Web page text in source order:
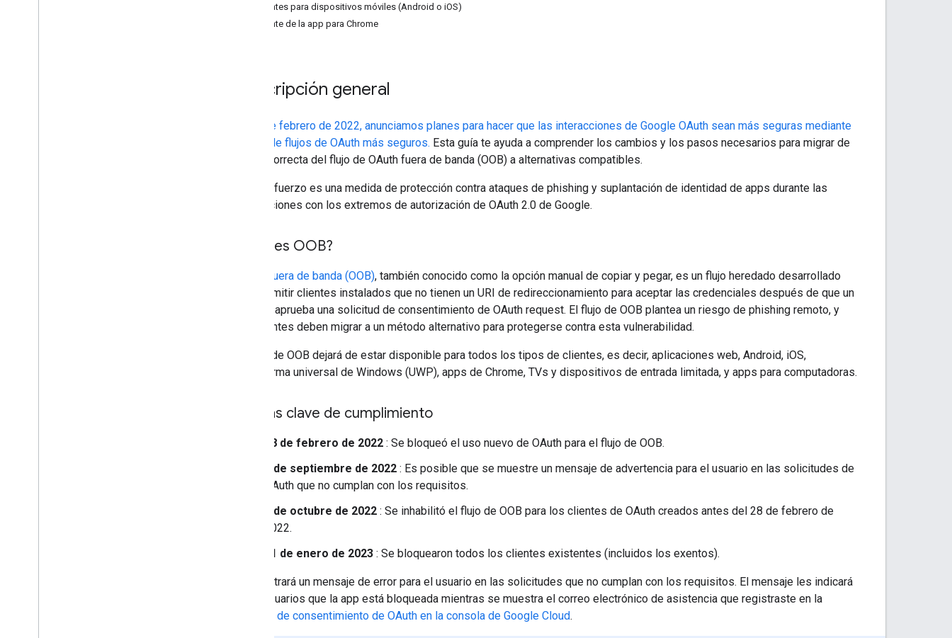
Clientes para dispositivos móviles (Android o iOS)
Cliente de la app para Chrome
Descripción general
El 16 de febrero de 2022, anunciamos planes para hacer que las interacciones de Google OAuth sean más seguras mediante
el uso de flujos de OAuth más seguros. Esta guía te ayuda a comprender los cambios y los pasos necesarios para migrar de
forma correcta del flujo de OAuth fuera de banda (OOB) a alternativas compatibles.
Este esfuerzo es una medida de protección contra ataques de phishing y suplantación de identidad de apps durante las
interacciones con los extremos de autorización de OAuth 2.0 de Google.
¿Qué es OOB?
fuera de banda (OOB), también conocido como la opción manual de copiar y pegar, es un flujo heredado desarrollado
para admitir clientes instalados que no tienen un URI de redireccionamiento para aceptar las credenciales después de que un
usuario aprueba una solicitud de consentimiento de OAuth request. El flujo de OOB plantea un riesgo de phishing remoto, y
los clientes deben migrar a un método alternativo para protegerse contra esta vulnerabilidad.
El flujo de OOB dejará de estar disponible para todos los tipos de clientes, es decir, aplicaciones web, Android, iOS,
Plataforma universal de Windows (UWP), apps de Chrome, TVs y dispositivos de entrada limitada, y apps para computadoras.
Fechas clave de cumplimiento
28 de febrero de 2022 : Se bloqueó el uso nuevo de OAuth para el flujo de OOB.
5 de septiembre de 2022 : Es posible que se muestre un mensaje de advertencia para el usuario en las solicitudes de
OAuth que no cumplan con los requisitos.
3 de octubre de 2022 : Se inhabilitó el flujo de OOB para los clientes de OAuth creados antes del 28 de febrero de
2022.
31 de enero de 2023 : Se bloquearon todos los clientes existentes (incluidos los exentos).
Se mostrará un mensaje de error para el usuario en las solicitudes que no cumplan con los requisitos. El mensaje les indicará
a los usuarios que la app está bloqueada mientras se muestra el correo electrónico de asistencia que registraste en la
pantalla de consentimiento de OAuth en la consola de Google Cloud.